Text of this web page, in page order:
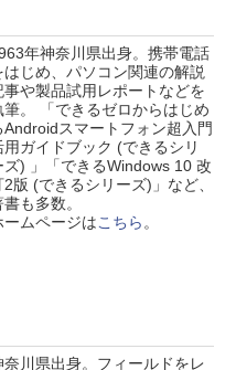
年神奈川県出身。携帯電話
はじめ、パソコン関連の解説
事や製品試用レポートなどを
筆。 「できるゼロからはじめ
Androidスマートフォン超入門
用ガイドブック (できるシリ
ズ) 」「できるWindows 10 改
2版 (できるシリーズ)」など、
書も多数。
ームページはこちら 。
奈川県出身。フィールドをレ